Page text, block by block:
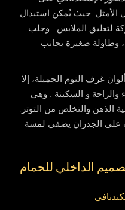
الأمثل. حيث يُمكن استبدال
لتعليق الملابس . وجلب
وطاولة صغيرة بجانب
غرف النوم الجميلة، إلا
والراحة و السكينة . وهي
الذهن والتخلص من التوتر.
على الجدران يضفي لمسة
الداخلي للحمام